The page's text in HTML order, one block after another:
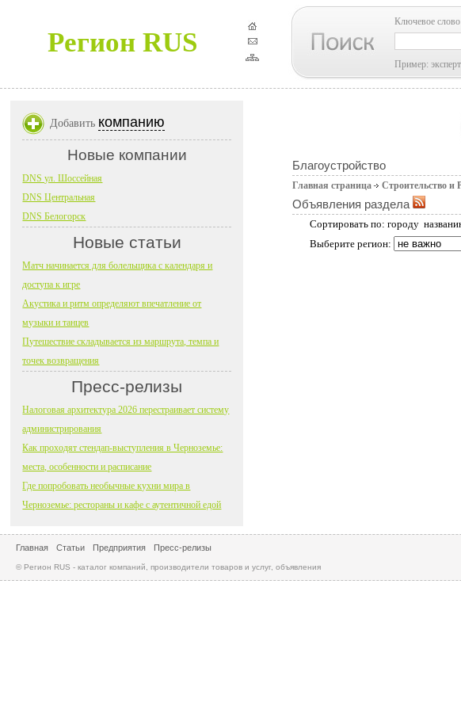
Регион RUS
Ключевое
Пример:
Благоустройство
Главная страница Строительство и
Объявления раздела
Сортировать по: городу
Выберите регион:
Добавить компанию
Новые компании
DNS ул. Шоссейная
DNS Центральная
DNS Белогорск
Новые статьи
Матч начинается для болельщика с календаря и
доступа к игре
Акустика и ритм определяют впечатление от
музыки и танцев
Путешествие складывается из маршрута, темпа и
точек возвращения
Пресс-релизы
Налоговая архитектура 2026 перестраивает систему
администрирования
Как проходят стендап-выступления в Черноземье:
места, особенности и расписание
Где попробовать необычные кухни мира в
Черноземье: рестораны и кафе с аутентичной едой
Главная Статьи Предприятия Пресс-релизы
© Регион RUS - каталог компаний, производители товаров и услуг, объявления